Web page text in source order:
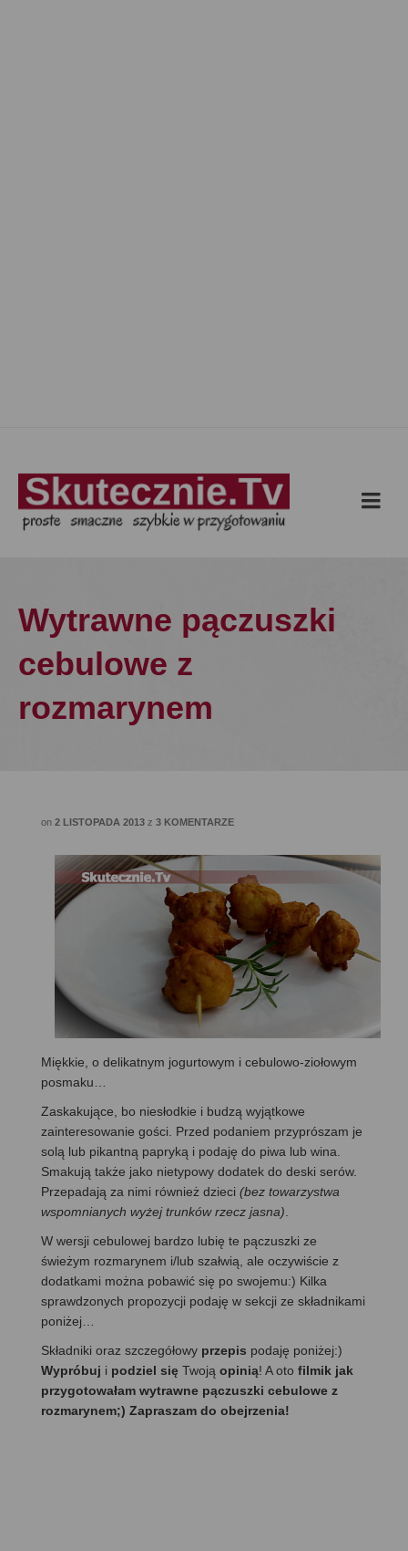
Wytrawne pączuszki
cebulowe z
rozmarynem
on 2 LISTOPADA 2013 z 3 KOMENTARZE
Miękkie, o delikatnym jogurtowym i cebulowo-ziołowym
posmaku…
Zaskakujące, bo niesłodkie i budzą wyjątkowe
zainteresowanie gości. Przed podaniem przyprószam je
solą lub pikantną papryką i podaję do piwa lub wina.
Smakują także jako nietypowy dodatek do deski serów.
Przepadają za nimi również dzieci (bez towarzystwa
wspomnianych wyżej trunków rzecz jasna).
W wersji cebulowej bardzo lubię te pączuszki ze
świeżym rozmarynem i/lub szałwią, ale oczywiście z
dodatkami można pobawić się po swojemu:) Kilka
sprawdzonych propozycji podaję w sekcji ze składnikami
poniżej…
Składniki oraz szczegółowy przepis podaję poniżej:)
Wypróbuj i podziel się Twoją opinią! A oto filmik jak
przygotowałam wytrawne pączuszki cebulowe z
rozmarynem;) Zapraszam do obejrzenia!